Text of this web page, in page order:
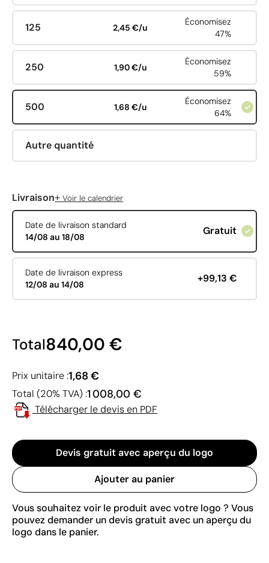
125 2,45 €/u
Économisez
47%
250 1,90 €/u
Économisez
59%
500 1,68 €/u
Économisez
64%
Autre quantité
Livraison+ Voir le calendrier
Date de livraison standard
14/08 au 18/08
Gratuit
Date de livraison express
12/08 au 14/08
+99,13 €
Total840,00 €
Prix unitaire :1,68 €
Total (20% TVA) :1 008,00 €
Télécharger le devis en PDF
Devis gratuit avec aperçu du logo
Ajouter au panier
Vous souhaitez voir le produit avec votre logo ? Vous
pouvez demander un devis gratuit avec un aperçu du
logo dans le panier.